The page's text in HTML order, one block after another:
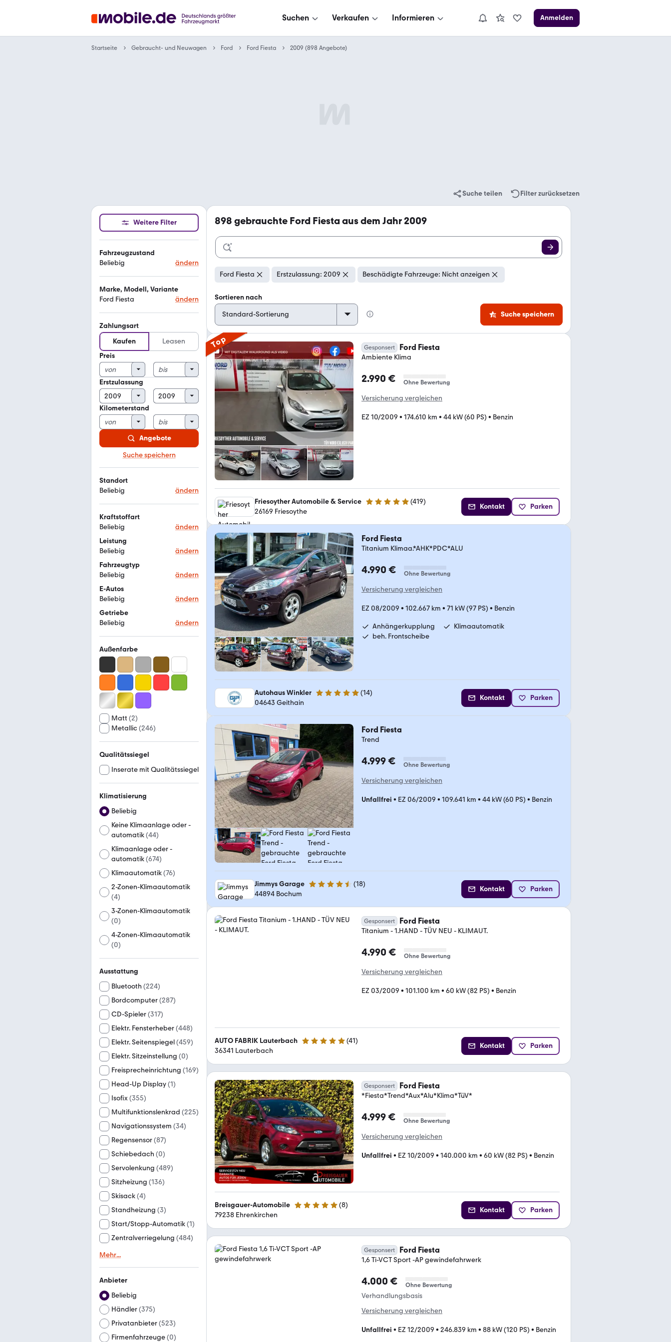
Suchen Verkaufen Informieren Anmelden
Startseite Gebraucht- und Neuwagen Ford Ford Fiesta 2009 (898 Angebote)
Suche teilen Filter zurücksetzen
Weitere Filter
Fahrzeugzustand
Beliebig
ändern
Marke, Modell, Variante
Ford Fiesta
ändern
Zahlungsart
Kaufen
Leasen
Preis
Erstzulassung
Kilometerstand
Angebote
Suche speichern
Standort
Beliebig
ändern
Kraftstoffart
Beliebig
ändern
Leistung
Beliebig
ändern
Fahrzeugtyp
Beliebig
ändern
E-Autos
Beliebig
ändern
Getriebe
Beliebig
ändern
Außenfarbe
Matt (2)
Metallic(246)
Qualitätssiegel
Inserate mit Qualitätssiegel
Klimatisierung
Beliebig
Keine Klimaanlage oder -
automatik(44)
Klimaanlage oder -
automatik(674)
Klimaautomatik(76)
2-Zonen-Klimaautomatik
(4)
3-Zonen-Klimaautomatik
(0)
4-Zonen-Klimaautomatik
(0)
Ausstattung
Bluetooth (224)
Bordcomputer(287)
CD-Spieler(317)
Elektr. Fensterheber(448)
Elektr. Seitenspiegel(459)
Elektr. Sitzeinstellung (0)
Freisprecheinrichtung (169)
Head-Up Display(1)
Isofix(355)
Multifunktionslenkrad (225)
Navigationssystem (34)
Regensensor(87)
Schiebedach (0)
Servolenkung (489)
Sitzheizung (136)
Skisack(4)
Standheizung (3)
Start/Stopp-Automatik(1)
Zentralverriegelung (484)
Mehr...
Anbieter
Beliebig
Händler(375)
Privatanbieter(523)
Firmenfahrzeuge(0)
898 gebrauchte Ford Fiesta aus dem Jahr 2009
Ford Fiesta Erstzulassung: 2009 Beschädigte Fahrzeuge: Nicht anzeigen
Sortieren nach
Suche speichern
Top Gesponsert Ford Fiesta
Ambiente Klima
2.990 € Ohne Bewertung
Versicherung vergleichen
EZ 10/2009 • 174.610 km • 44 kW (60 PS) • Benzin
Friesoyther Automobile & Service 4.8 Sterne (419)
26169 Friesoythe
Kontakt Parken
Ford Fiesta
Titanium Klimaa.*AHK*PDC*ALU
4.990 € Ohne Bewertung
Versicherung vergleichen
EZ 08/2009 • 102.667 km • 71 kW (97 PS) • Benzin
Anhängerkupplung
Klimaautomatik
beh. Frontscheibe
Autohaus Winkler 5 Sterne (14)
04643 Geithain
Kontakt Parken
Ford Fiesta
Trend
4.999 € Ohne Bewertung
Versicherung vergleichen
Unfallfrei • EZ 06/2009 • 109.641 km • 44 kW (60 PS) • Benzin
Jimmys Garage 4.3 Sterne (18)
44894 Bochum
Kontakt Parken
Gesponsert Ford Fiesta
Titanium - 1.HAND - TÜV NEU - KLIMAUT.
4.990 € Ohne Bewertung
Versicherung vergleichen
EZ 03/2009 • 101.100 km • 60 kW (82 PS) • Benzin
AUTO FABRIK Lauterbach 5 Sterne (41)
36341 Lauterbach
Kontakt Parken
Gesponsert Ford Fiesta
*Fiesta*Trend*Aux*Alu*Klima*TüV*
4.999 € Ohne Bewertung
Versicherung vergleichen
Unfallfrei • EZ 10/2009 • 140.000 km • 60 kW (82 PS) • Benzin
Breisgauer-Automobile 5 Sterne (8)
79238 Ehrenkirchen
Kontakt Parken
Gesponsert Ford Fiesta
1,6 Ti-VCT Sport -AP gewindefahrwerk
4.000 € Ohne Bewertung
Verhandlungsbasis
Versicherung vergleichen
Unfallfrei • EZ 12/2009 • 246.839 km • 88 kW (120 PS) • Benzin